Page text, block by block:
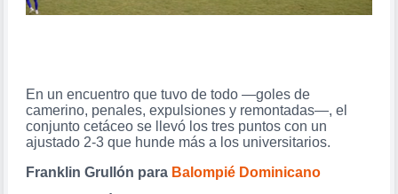
En un encuentro que tuvo de todo —goles de
camerino, penales, expulsiones y remontadas—, el
conjunto cetáceo se llevó los tres puntos con un
ajustado 2-3 que hunde más a los universitarios.
Franklin Grullón para Balompié Dominicano